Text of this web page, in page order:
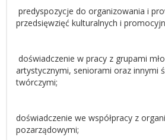
predyspozycje do organizowania i
przedsięwzięć kulturalnych i
doświadczenie w pracy z grupami
artystycznymi, seniorami oraz innymi
twórczymi;
doświadczenie we współpracy z
pozarządowymi;